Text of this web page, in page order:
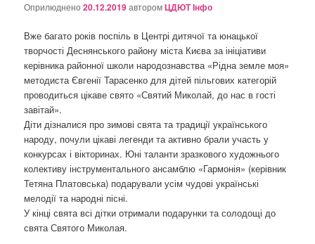
о
а
п
и
с
а
Оприлюднено20.12.2019авторомЦДЮТ Інфо
Вже багато років поспіль в Центрі дитячої та юнацької
творчості Деснянського району міста Києва за ініціативи
керівника районної школи народознавства «Рідна земле моя»
методиста Євгенії Тарасенко для дітей пільгових категорій
проводиться цікаве свято «Святий Миколай, до нас в гості
завітай».
Діти дізналися про зимові свята та традиції українського
народу, почули цікаві легенди та активно брали участь у
конкурсах і вікторинах. Юні таланти зразкового художнього
колективу інструментального ансамблю «Гармонія» (керівник
Тетяна Платовська) подарували усім чудові українські
мелодії та народні пісні.
У кінці свята всі дітки отримали подарунки та солодощі до
свята Святого Миколая.